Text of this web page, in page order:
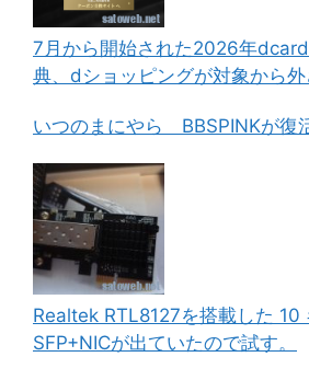
7月から開始された2026年
典、dショッピングが対象から外
いつのまにやら BBSPINKが復
Realtek RTL8127を搭載した 10
SFP+NICが出ていたので試す。